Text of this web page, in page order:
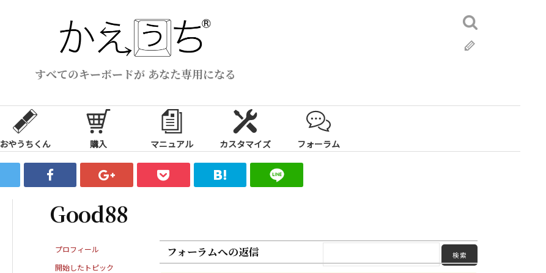
すべてのキーボードが あなた専用になる
検
索:
おやうちくん 購入 マニュアル カスタマイズ フォーラム
Good88
プロフィール
開始したトピック
フォーラムへの返信